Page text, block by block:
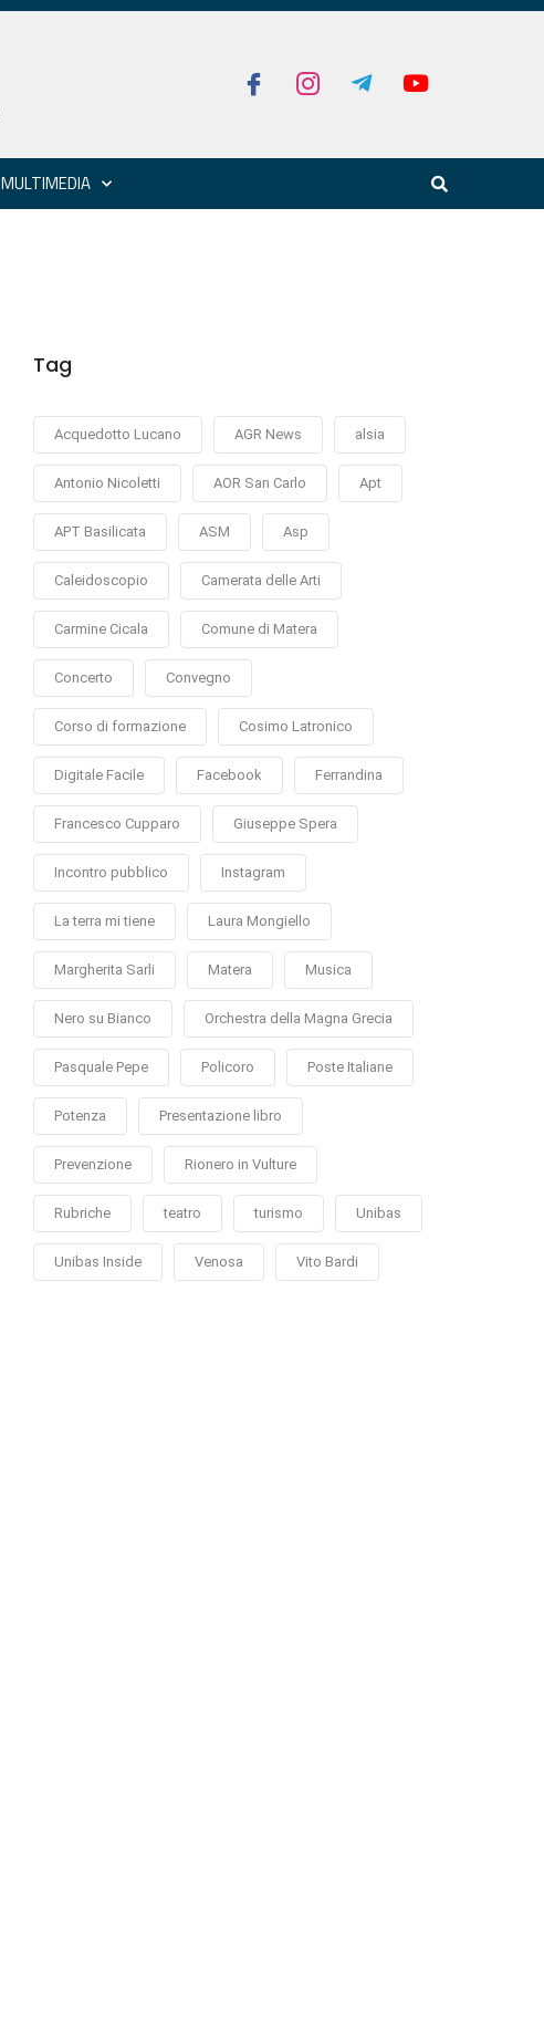
MULTIMEDIA
Tag
Acquedotto Lucano AGR News alsia
Antonio Nicoletti AOR San Carlo Apt
APT Basilicata ASM Asp
Caleidoscopio Camerata delle Arti
Carmine Cicala Comune di Matera
Concerto Convegno
Corso di formazione Cosimo Latronico
Digitale Facile Facebook Ferrandina
Francesco Cupparo Giuseppe Spera
Incontro pubblico Instagram
La terra mi tiene Laura Mongiello
Margherita Sarli Matera Musica
Nero su Bianco Orchestra della Magna Grecia
Pasquale Pepe Policoro Poste Italiane
Potenza Presentazione libro
Prevenzione Rionero in Vulture
Rubriche teatro turismo Unibas
Unibas Inside Venosa Vito Bardi